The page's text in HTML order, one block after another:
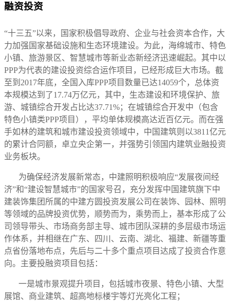
融资投资
“十三五”以来，国家积极倡导政府、企业与社会资本合作，大
力加强国家基础设施和生态环境建设。为此，海绵城市、特色
小镇、旅游景区、智慧城市等新业态新经济迅速崛起。其中以
PPP为代表的建设投资综合运作项目，已经形成巨大市场。截
至到2017年底，全国入库PPP项目数量已达14059个，总体资
本规模达到了17.74万亿元，其中，生态建设和环境保护、旅
游、城镇综合开发占比达37.71%；在城镇综合开发中（包含
特色小镇类PPP项目），平均单体规模高达近百亿元。而在强
手如林的建筑和城市建设投资领域中，中国建筑则以3811亿元
的累计合同额，卓立央企第一，并强势引领国内建筑业融投资
业务板块。
为确保经济发展新常态，中建照明积极响应“发展夜间经
济”和“建设智慧城市”的国家号召，充分发挥中国建筑旗下中
建装饰集团所属的中建方圆投资发展公司在装饰、园林、照明
等领域的品牌投资优势，顺势而为，乘势而上，基本形成了公
司领导带头、市场商务部主导、城市团队深耕的多层级市场运
作体系，并相继在广东、四川、云南、湖北、福建、新疆等重
点省份落地布点，先后与二十多个重点项目达成了投资合作意
向。主要投融资项目包括：
一是城市景观提升项目，包括城市夜景、特色小镇、大型
展馆、商业建筑、超高地标楼宇等灯光亮化工程；